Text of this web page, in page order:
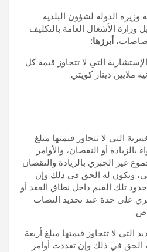
الدولة لشؤون البلدية
وزارة الأشغال العامة بالتكليف
أبرزها:
الإستشارية التي لا تتجاوز قيمة كل
ملايين دينار كويتي.
التي لا تتجاوز قيمتها مبلغ
بالزيادة أو النقصان، والأوامر
غير الجبري بالزيادة والنقصان
ويكون له الحق في ذلك وإن
تلك القيم داخل نطاق العقد أو
على حدة عند تحديد النصاب
التي لا تتجاوز قيمتها مبلغ أربعة
الحق في ذلك وإن تعددت أوامر